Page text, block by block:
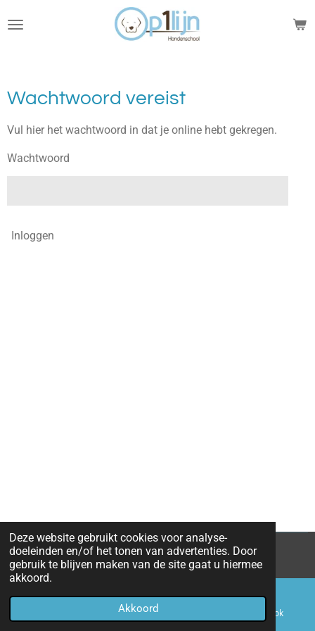
Deze website gebruikt cookies voor analyse-
doeleinden en/of het tonen van advertenties. Door
gebruik te blijven maken van de site gaat u hiermee
akkoord.
Akkoord
direct
Wachtwoord vereist
Vul hier het wachtwoord in dat je online hebt gekregen.
Wachtwoord
Inloggen
© 2017 - 2026 op1lijn.nu
Telefoonnummer Facebook